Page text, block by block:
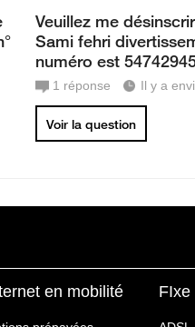
Veuillez me
Sami fehri
numéro est
1 réponse Il y a
Voir la question
en mobilité FIxe